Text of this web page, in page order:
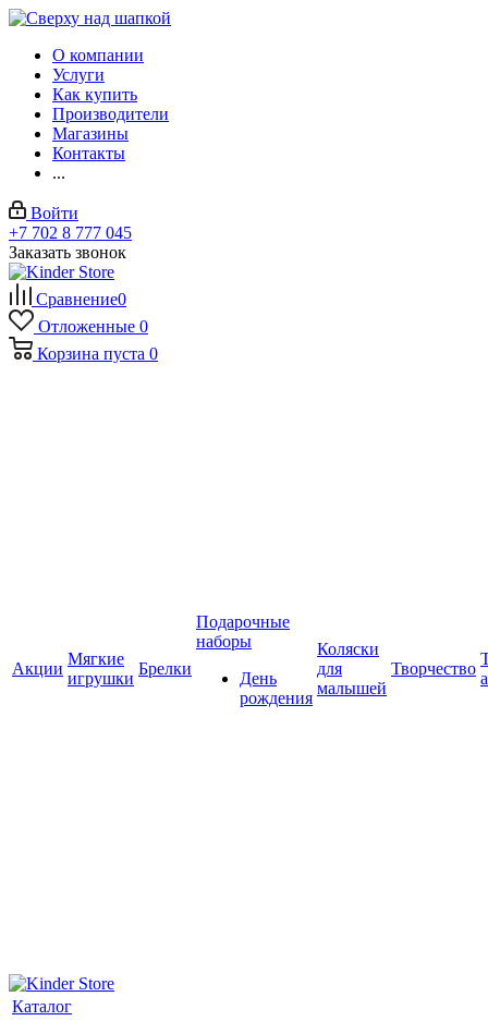
О компании
Услуги
Как купить
Производители
Магазины
Контакты
...
Войти
+7 702 8 777 045
Заказать звонок
Сравнение0
Отложенные 0
Корзина пуста 0
Акции
Мягкие
игрушки
Брелки
Подарочные
наборы
День
рождения
Коляски
для
малышей
Творчество
Каталог